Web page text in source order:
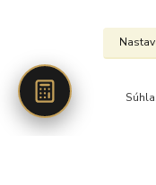
+421 919 275 553
ikotliky@ikotliky.sk